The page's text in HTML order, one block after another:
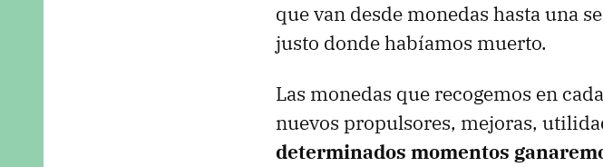
que van desde monedas hasta una
justo donde habíamos muerto.
Las monedas que recogemos en
nuevos propulsores, mejoras,
determinados momentos